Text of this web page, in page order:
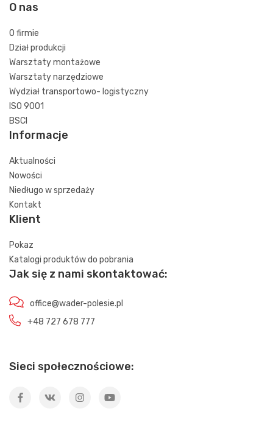
O nas
O firmie
Dział produkcji
Warsztaty montażowe
Warsztaty narzędziowe
Wydział transportowo- logistyczny
ISO 9001
BSCI
Informacje
Aktualności
Nowości
Niedługo w sprzedaży
Kontakt
Klient
Pokaz
Katalogi produktów do pobrania
Jak się z nami skontaktować:
office@wader-polesie.pl
+48 727 678 777
Sieci społecznościowe: